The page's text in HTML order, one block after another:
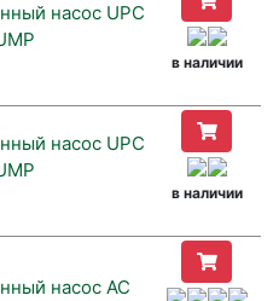
насос UPC
в наличии
насос UPC
в наличии
насос AC